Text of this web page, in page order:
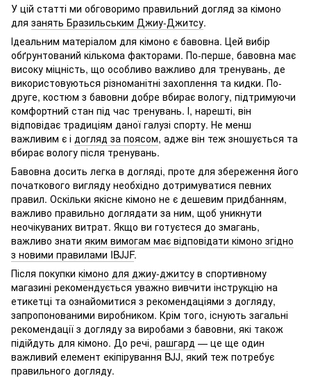
У цій статті ми обговоримо правильний догляд за кімоно
для занять Бразильським Джиу-Джитсу.
Ідеальним матеріалом для кімоно є бавовна. Цей вибір
обґрунтований кількома факторами. По-перше, бавовна має
високу міцність, що особливо важливо для тренувань, де
використовуються різноманітні захоплення та кидки. По-
друге, костюм з бавовни добре вбирає вологу, підтримуючи
комфортний стан під час тренувань. І, нарешті, він
відповідає традиціям даної галузі спорту. Не менш
важливим є і догляд за поясом, адже він теж зношується та
вбирає вологу після тренувань.
Бавовна досить легка в догляді, проте для збереження його
початкового вигляду необхідно дотримуватися певних
правил. Оскільки якісне кімоно не є дешевим придбанням,
важливо правильно доглядати за ним, щоб уникнути
неочікуваних витрат. Якщо ви готуєтеся до змагань,
важливо знати яким вимогам має відповідати кімоно згідно
з новими правилами IBJJF.
Після покупки кімоно для джиу-джитсу в спортивному
магазині рекомендується уважно вивчити інструкцію на
етикетці та ознайомитися з рекомендаціями з догляду,
запропонованими виробником. Крім того, існують загальні
рекомендації з догляду за виробами з бавовни, які також
підійдуть для кімоно. До речі, рашгард — це ще один
важливий елемент екіпірування BJJ, який теж потребує
правильного догляду.